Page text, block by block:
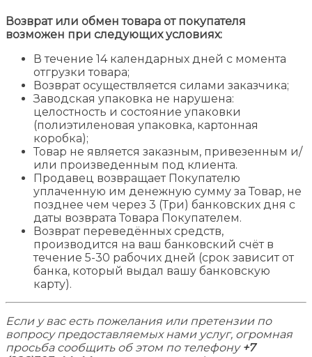
Возврат или обмен товара от покупателя
возможен при следующих условиях:
В течение 14 календарных дней с момента
отгрузки товара;
Возврат осуществляется силами заказчика;
Заводская упаковка не нарушена:
целостность и состояние упаковки
(полиэтиленовая упаковка, картонная
коробка);
Товар не является заказным, привезенным и/
или произведенным под клиента.
Продавец возвращает Покупателю
уплаченную им денежную сумму за Товар, не
позднее чем через 3 (Три) банковских дня с
даты возврата Товара Покупателем.
Возврат переведённых средств,
производится на ваш банковский счёт в
течение 5-30 рабочих дней (срок зависит от
банка, который выдал вашу банковскую
карту).
Если у вас есть пожелания или претензии по
вопросу предоставляемых нами услуг, огромная
просьба сообщить об этом по телефону +7